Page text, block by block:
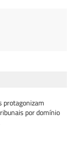
protagonizam
por domínio